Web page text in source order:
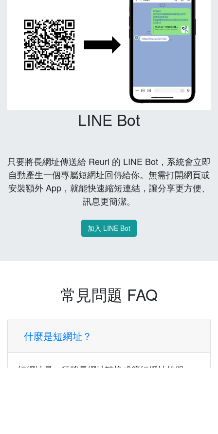
LINE Bot
只要將長網址傳送給 Reurl 的 LINE Bot，系統會立即
自動產生一個專屬短網址回傳給你。無需打開網頁或
安裝額外 App，就能快速縮短連結，讓分享更方便、
訊息更簡潔。
加入 LINE Bot
常見問題 FAQ
什麼是短網址？
短網址是一種將長網址轉換成簡短網址的服